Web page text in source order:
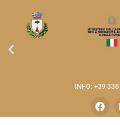
INFO: +39